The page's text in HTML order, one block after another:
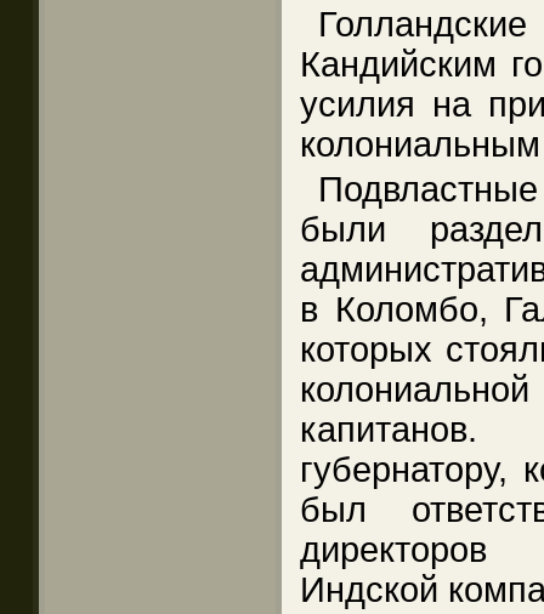
Кандийским
усилия на
были
в Коломбо,
которых
губернатору,
был
Индской